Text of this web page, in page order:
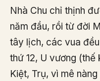
Nhà Chu chỉ thịnh
năm đầu, rồi từ đời
tây lịch, các vua
thứ 12, U vương
Kiệt, Trụ, vì mê